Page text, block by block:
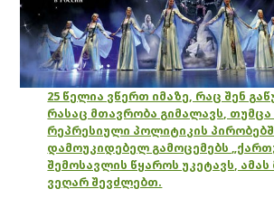
25 წელია ვწერთ იმაზე, რაც შენ
რასაც მთავრობა გიმალავს,
რეპრესიული პოლიტიკის
დამოუკიდებელ გამოცემებს
შემოსავლის წყაროს უკეტავს,
ვეღარ შევძლებთ.